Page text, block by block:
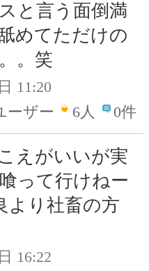
と言う面倒満
めてただけの
。笑
11:20
ーザー
6人 0件
えがいいが実
って行けねー
より社畜の方
16:22